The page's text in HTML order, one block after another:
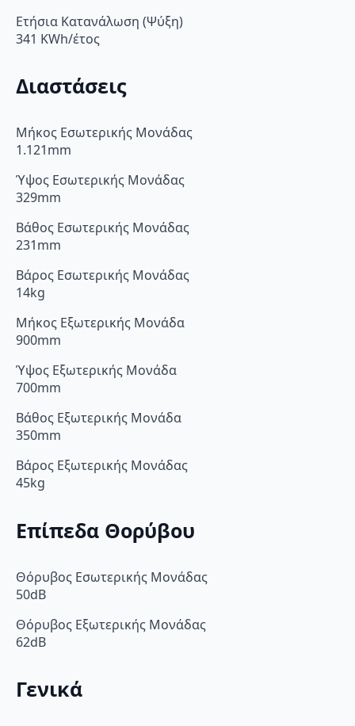
Ετήσια Κατανάλωση (Ψύξη)
341 KWh/έτος
Διαστάσεις
Μήκος Εσωτερικής Μονάδας
1.121mm
Ύψος Εσωτερικής Μονάδας
329mm
Βάθος Εσωτερικής Μονάδας
231mm
Βάρος Εσωτερικής Μονάδας
14kg
Μήκος Εξωτερικής Μονάδα
900mm
Ύψος Εξωτερικής Μονάδα
700mm
Βάθος Εξωτερικής Μονάδα
350mm
Βάρος Εξωτερικής Μονάδας
45kg
Επίπεδα Θορύβου
Θόρυβος Εσωτερικής Μονάδας
50dB
Θόρυβος Εξωτερικής Μονάδας
62dB
Γενικά